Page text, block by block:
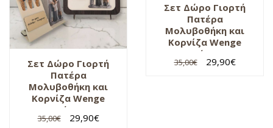
Σετ Δώρο Γιορτή
Πατέρα
Μολυβοθήκη και
Κορνίζα Wenge
Οικογένεια με
Αφιέρωση – Αγόρι
35,00€ 29,90€
Σετ Δώρο Γιορτή
Πατέρα
Μολυβοθήκη και
Κορνίζα Wenge
Οικογένεια με
Αφιέρωση – Κορίτσι
35,00€ 29,90€